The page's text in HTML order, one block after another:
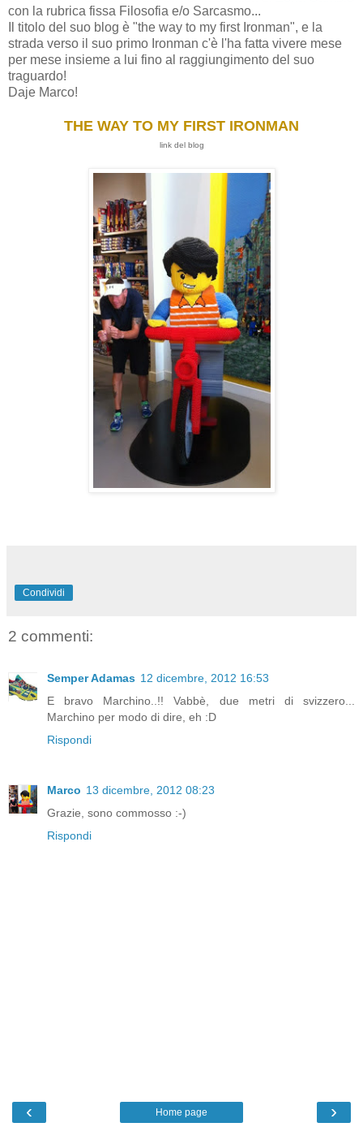
con la rubrica fissa Filosofia e/o Sarcasmo...
Il titolo del suo blog è "the way to my first Ironman", e la
strada verso il suo primo Ironman c'è l'ha fatta vivere mese
per mese insieme a lui fino al raggiungimento del suo
traguardo!
Daje Marco!
THE WAY TO MY FIRST IRONMAN
link del blog
Condividi
2 commenti:
Semper Adamas 12 dicembre, 2012 16:53
E bravo Marchino..!! Vabbè, due metri di svizzero...
Marchino per modo di dire, eh :D
Rispondi
Marco 13 dicembre, 2012 08:23
Grazie, sono commosso :-)
Rispondi
‹ ›
Home page